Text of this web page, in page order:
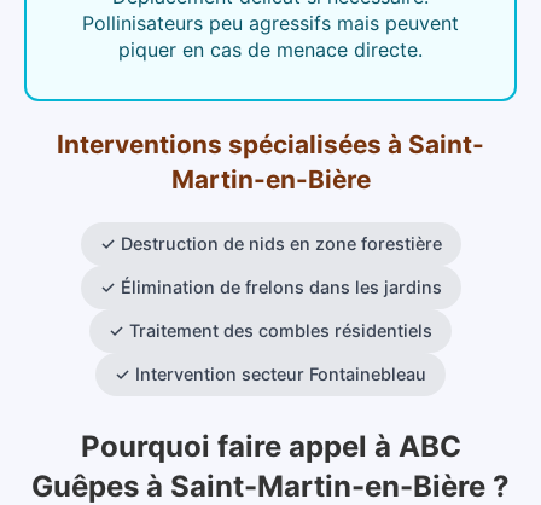
Pollinisateurs peu agressifs mais peuvent
piquer en cas de menace directe.
Interventions spécialisées à Saint-
Martin-en-Bière
✓ Destruction de nids en zone forestière
✓ Élimination de frelons dans les jardins
✓ Traitement des combles résidentiels
✓ Intervention secteur Fontainebleau
Pourquoi faire appel à ABC
Guêpes à Saint-Martin-en-Bière ?